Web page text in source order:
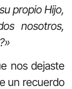
propio Hijo,
nosotros,
nos dejaste
un recuerdo